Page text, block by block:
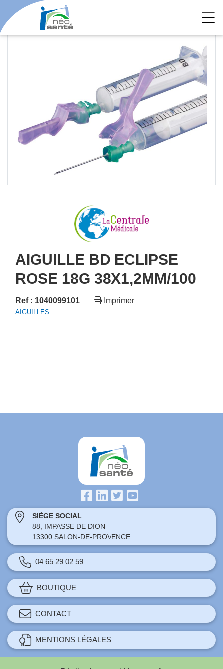
AIGUILLE BD ECLIPSE
ROSE 18G 38X1,2MM/100
Ref : 1040099101 Imprimer
AIGUILLES
SIÈGE SOCIAL
88, IMPASSE DE DION
13300 SALON-DE-PROVENCE
04 65 29 02 59
BOUTIQUE
CONTACT
MENTIONS LÉGALES